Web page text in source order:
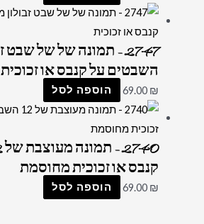
השבטים על קנבס או זכוכית
69.00 ₪ הוספה לסל
קנבס או זכוכית מחוסמת
69.00 ₪ הוספה לסל